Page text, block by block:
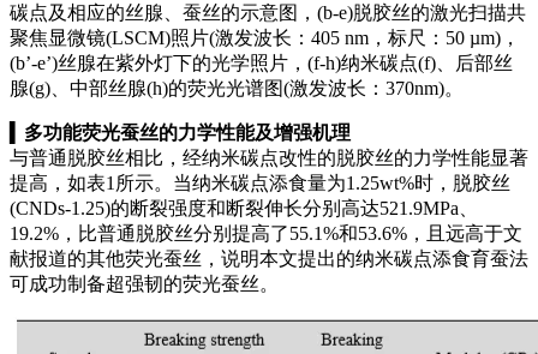
碳点及相应的丝腺、蚕丝的示意图，(b-e)脱胶丝的激光扫描共
聚焦显微镜(LSCM)照片(激发波长：405 nm，标尺：50 µm)，
(b’-e’)丝腺在紫外灯下的光学照片，(f-h)纳米碳点(f)、后部丝
腺(g)、中部丝腺(h)的荧光光谱图(激发波长：370nm)。
多功能荧光蚕丝的力学性能及增强机理
与普通脱胶丝相比，经纳米碳点改性的脱胶丝的力学性能显著
提高，如表1所示。当纳米碳点添食量为1.25wt%时，脱胶丝
(CNDs-1.25)的断裂强度和断裂伸长分别高达521.9MPa、
19.2%，比普通脱胶丝分别提高了55.1%和53.6%，且远高于文
献报道的其他荧光蚕丝，说明本文提出的纳米碳点添食育蚕法
可成功制备超强韧的荧光蚕丝。